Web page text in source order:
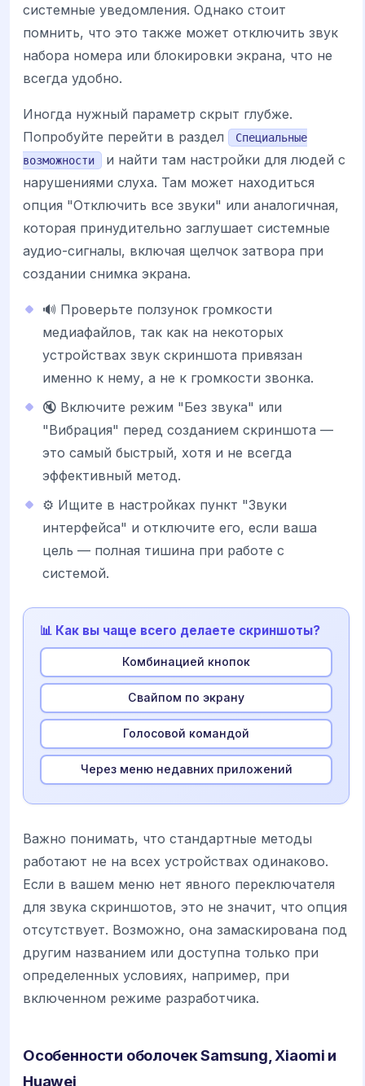
системные уведомления. Однако стоит
помнить, что это также может отключить звук
набора номера или блокировки экрана, что не
всегда удобно.
Иногда нужный параметр скрыт глубже.
Попробуйте перейти в раздел
Специальные
возможности
и найти там настройки для людей с
нарушениями слуха. Там может находиться
опция "Отключить все звуки" или аналогичная,
которая принудительно заглушает системные
аудио-сигналы, включая щелчок затвора при
создании снимка экрана.
🔊 Проверьте ползунок громкости
медиафайлов, так как на некоторых
устройствах звук скриншота привязан
именно к нему, а не к громкости звонка.
🔇 Включите режим "Без звука" или
"Вибрация" перед созданием скриншота —
это самый быстрый, хотя и не всегда
эффективный метод.
⚙️ Ищите в настройках пункт "Звуки
интерфейса" и отключите его, если ваша
цель — полная тишина при работе с
системой.
📊 Как вы чаще всего делаете скриншоты?
Комбинацией кнопок
Свайпом по экрану
Голосовой командой
Через меню недавних приложений
Важно понимать, что стандартные методы
работают не на всех устройствах одинаково.
Если в вашем меню нет явного переключателя
для звука скриншотов, это не значит, что опция
отсутствует. Возможно, она замаскирована под
другим названием или доступна только при
определенных условиях, например, при
включенном режиме разработчика.
Особенности оболочек Samsung, Xiaomi и
Huawei